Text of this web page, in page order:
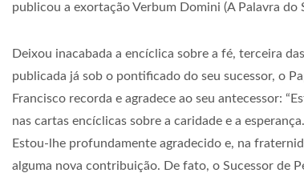
publicou a exortação Verbum Domini (A Palavra do
Deixou inacabada a encíclica sobre a fé, terceira
publicada já sob o pontificado do seu sucessor, o
Francisco recorda e agradece ao seu antecessor:
nas cartas encíclicas sobre a caridade e a
Estou-lhe profundamente agradecido e, na
alguma nova contribuição. De fato, o Sucessor de